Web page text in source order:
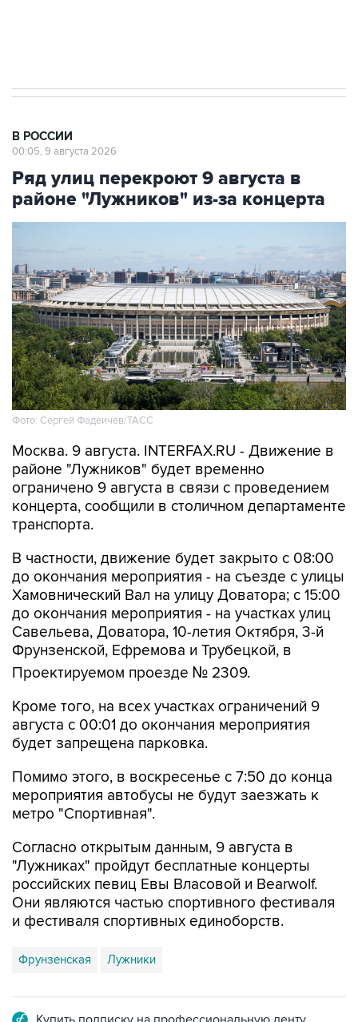
В РОССИИ
00:05, 9 августа 2026
Ряд улиц перекроют 9 августа в
районе "Лужников" из-за концерта
Фото: Сергей Фадеичев/ТАСС
Москва. 9 августа. INTERFAX.RU - Движение в
районе "Лужников" будет временно
ограничено 9 августа в связи с проведением
концерта, сообщили в столичном департаменте
транспорта.
В частности, движение будет закрыто с 08:00
до окончания мероприятия - на съезде с улицы
Хамовнический Вал на улицу Доватора; с 15:00
до окончания мероприятия - на участках улиц
Савельева, Доватора, 10-летия Октября, 3-й
Фрунзенской, Ефремова и Трубецкой, в
Проектируемом проезде № 2309.
Кроме того, на всех участках ограничений 9
августа с 00:01 до окончания мероприятия
будет запрещена парковка.
Помимо этого, в воскресенье с 7:50 до конца
мероприятия автобусы не будут заезжать к
метро "Спортивная".
Согласно открытым данным, 9 августа в
"Лужниках" пройдут бесплатные концерты
российских певиц Евы Власовой и Bearwolf.
Они являются частью спортивного фестиваля
и фестиваля спортивных единоборств.
Фрунзенская Лужники